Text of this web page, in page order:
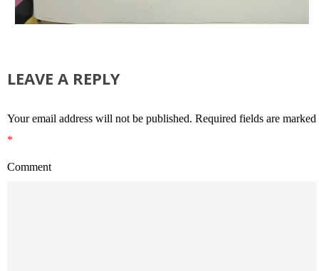
LEAVE A REPLY
Your email address will not be published. Required fields are marked
*
Comment